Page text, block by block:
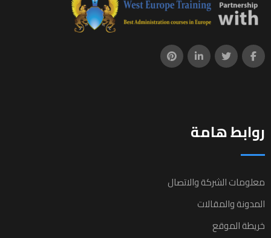
روابط هامة
معلومات الشركة والاتصال
المدونة والمقالات
خريطة الموقع